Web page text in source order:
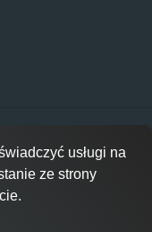
usługi na
ze strony